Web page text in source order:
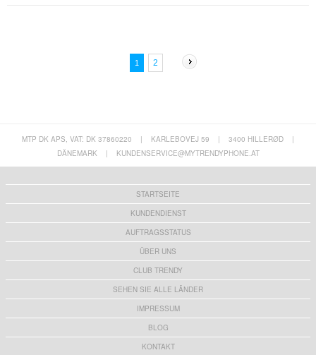
1 2
MTP DK APS, VAT: DK 37860220 | KARLEBOVEJ 59 | 3400 HILLERØD
|
DÄNEMARK
| KUNDENSERVICE@MYTRENDYPHONE.AT
STARTSEITE
KUNDENDIENST
AUFTRAGSSTATUS
ÜBER UNS
CLUB TRENDY
SEHEN SIE ALLE LÄNDER
IMPRESSUM
BLOG
KONTAKT